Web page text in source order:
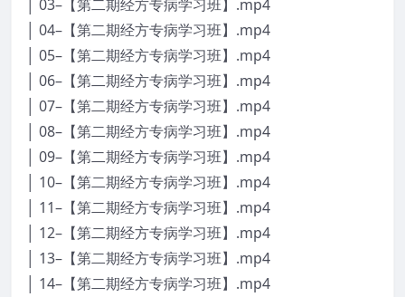
│ 03–【第二期经方专病学习班】.mp4
│ 04–【第二期经方专病学习班】.mp4
│ 05–【第二期经方专病学习班】.mp4
│ 06–【第二期经方专病学习班】.mp4
│ 07–【第二期经方专病学习班】.mp4
│ 08–【第二期经方专病学习班】.mp4
│ 09–【第二期经方专病学习班】.mp4
│ 10–【第二期经方专病学习班】.mp4
│ 11–【第二期经方专病学习班】.mp4
│ 12–【第二期经方专病学习班】.mp4
│ 13–【第二期经方专病学习班】.mp4
│ 14–【第二期经方专病学习班】.mp4